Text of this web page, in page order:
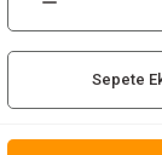
Sepete